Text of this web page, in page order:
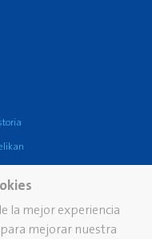
la mejor experiencia
mejorar nuestra